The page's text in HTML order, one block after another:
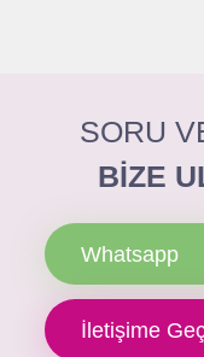
SORU
BİZE
Whatsapp
İletişime